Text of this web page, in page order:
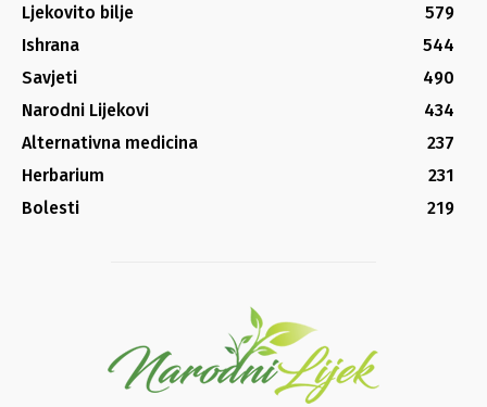
Ljekovito bilje
579
Ishrana
544
Savjeti
490
Narodni Lijekovi
434
Alternativna medicina
237
Herbarium
231
Bolesti
219